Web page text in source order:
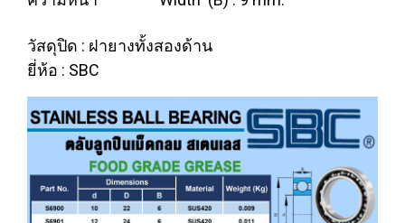
วัสดุปิด : ฝายางทั้งสองด้าน
ยี่ห้อ : SBC